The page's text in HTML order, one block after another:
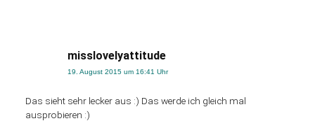
misslovelyattitude
19. August 2015 um 16:41 Uhr
Das sieht sehr lecker aus :) Das werde ich gleich mal
ausprobieren :)